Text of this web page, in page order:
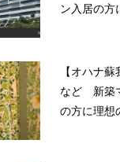
ン入居の方
【オハナ蘇
など 新築
の方に理想